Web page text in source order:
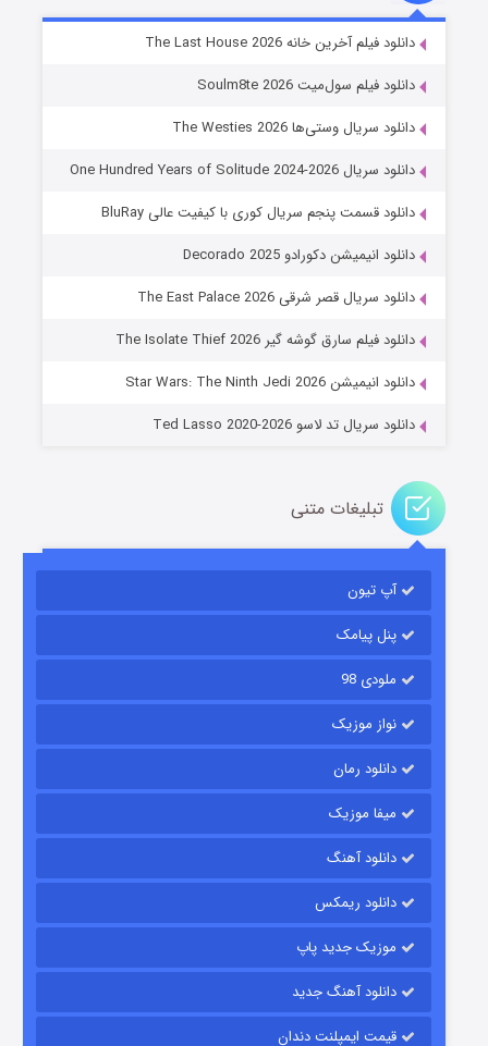
شوگر فصل ۲
خاندان اژدها فصل ۳
قسمت۶ (زیرنویس) منتشر شد
قسمت
دانلود فیلم آخرین خانه The Last House 2026
دانلود فیلم سول‌میت Soulm8te 2026
دانلود سریال وستی‌ها The Westies 2026
دانلود سریال One Hundred Years of Solitude 2024-2026
دانلود قسمت پنجم سریال کوری با کیفیت عالی BluRay
دانلود انیمیشن دکورادو Decorado 2025
دانلود سریال قصر شرقی The East Palace 2026
دانلود فیلم سارق گوشه گیر The Isolate Thief 2026
دانلود انیمیشن Star Wars: The Ninth Jedi 2026
دانلود سریال تد لاسو Ted Lasso 2020-2026
تبلیغات متنی
آپ تیون
پنل پیامک
ملودی 98
نواز موزیک
دانلود رمان
میفا موزیک
دانلود آهنگ
دانلود ریمکس
موزیک جدید پاپ
دانلود آهنگ جدید
قیمت ایمپلنت دندان